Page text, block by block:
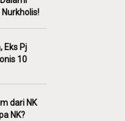
Eks Pj
10
dari NK
NK?